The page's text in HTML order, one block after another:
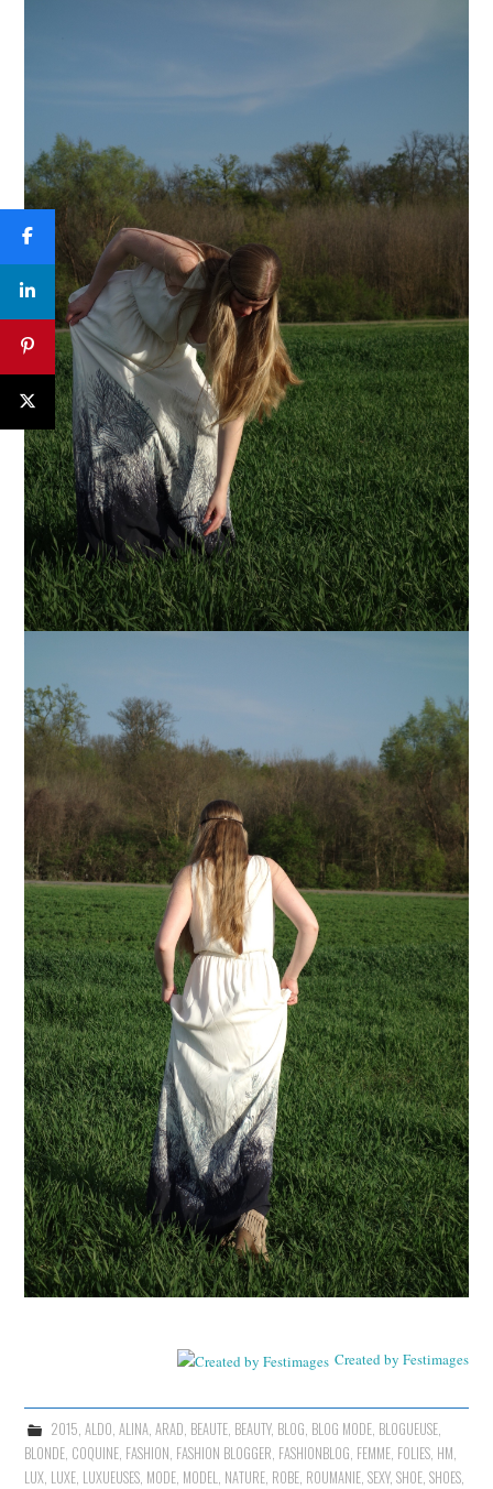
Created by Festimages
2015, ALDO, ALINA, ARAD, BEAUTE, BEAUTY, BLOG, BLOG MODE, BLOGUEUSE,
BLONDE, COQUINE, FASHION, FASHION BLOGGER, FASHIONBLOG, FEMME, FOLIES, HM,
LUX, LUXE, LUXUEUSES, MODE, MODEL, NATURE, ROBE, ROUMANIE,SEXY,SHOE,SHOES,